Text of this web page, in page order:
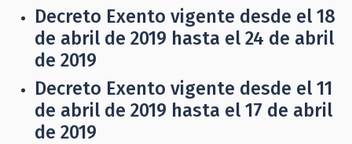
Decreto Exento vigente desde el 18
de abril de 2019 hasta el 24 de abril
de 2019
Decreto Exento vigente desde el 11
de abril de 2019 hasta el 17 de abril
de 2019